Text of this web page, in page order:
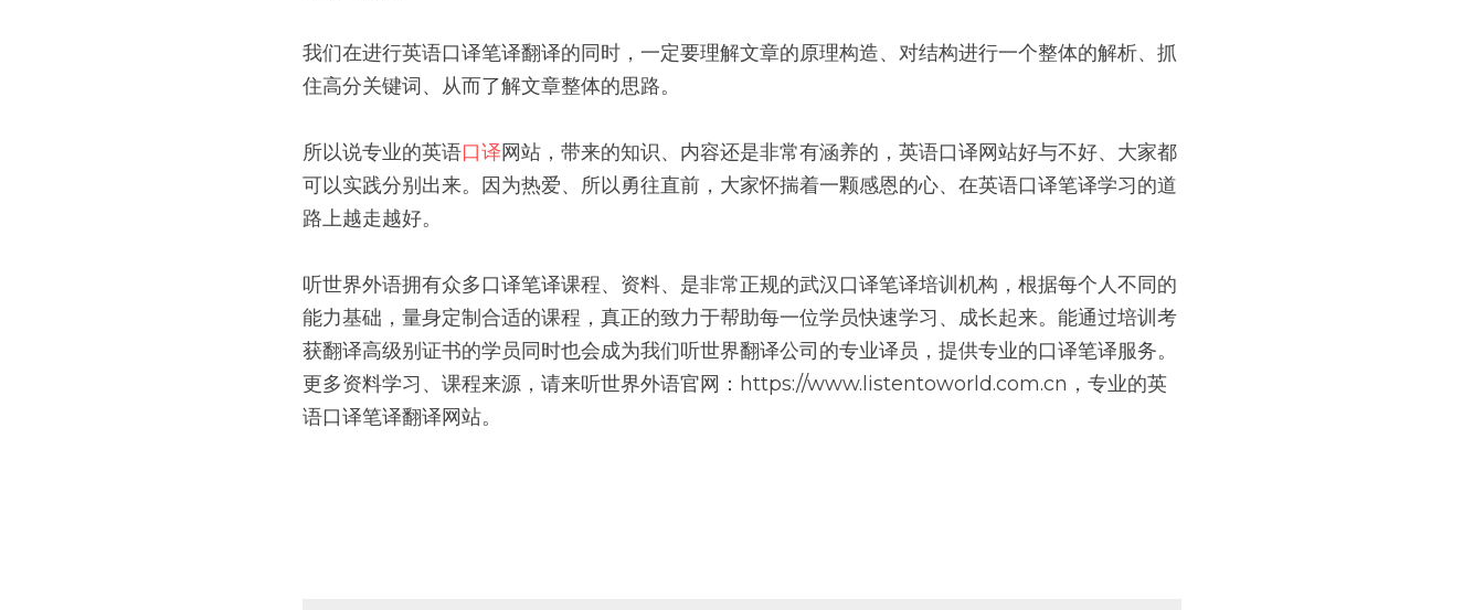
我们在进行英语口译笔译翻译的同时，一定要理解文章的原理构造、对结构进行一个整体的解析、抓
住高分关键词、从而了解文章整体的思路。
所以说专业的英语口译网站，带来的知识、内容还是非常有涵养的，英语口译网站好与不好、大家都
可以实践分别出来。因为热爱、所以勇往直前，大家怀揣着一颗感恩的心、在英语口译笔译学习的道
路上越走越好。
听世界外语拥有众多口译笔译课程、资料、是非常正规的武汉口译笔译培训机构，根据每个人不同的
能力基础，量身定制合适的课程，真正的致力于帮助每一位学员快速学习、成长起来。能通过培训考
获翻译高级别证书的学员同时也会成为我们听世界翻译公司的专业译员，提供专业的口译笔译服务。
更多资料学习、课程来源，请来听世界外语官网：https://www.listentoworld.com.cn，专业的英
语口译笔译翻译网站。